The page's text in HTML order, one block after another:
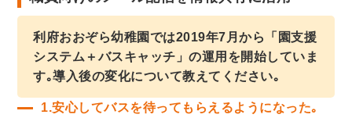
利府おおぞら幼稚園では2019年7月から「園支援
システム＋バスキャッチ」の運用を開始していま
す｡導入後の変化について教えてください｡
1.安心してバスを待ってもらえるようになった｡